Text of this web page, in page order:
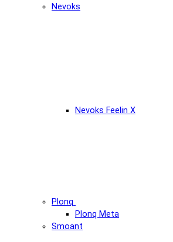
Nevoks
Nevoks Feelin X
Plonq
Plonq Meta
Smoant